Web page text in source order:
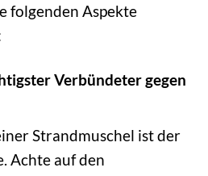
folgenden Aspekte
Verbündeter gegen
Strandmuschel ist der
Achte auf den